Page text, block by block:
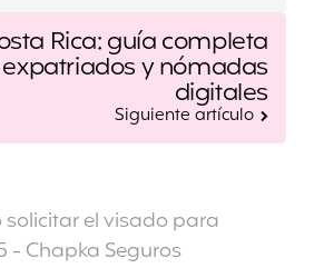
Rica: guía completa
y nómadas
digitales
Siguiente artículo
solicitar el visado para
- Chapka Seguros